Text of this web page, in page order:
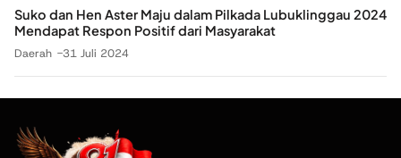
Suko dan Hen Aster Maju dalam Pilkada Lubuklinggau 2024
Mendapat Respon Positif dari Masyarakat
Daerah 31 Juli 2024